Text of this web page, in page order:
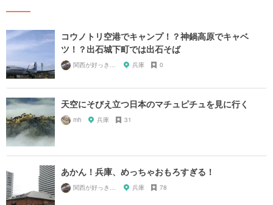
コウノトリ空港でキャンプ！？神鍋高原でキャベ
ツ！？出石城下町では出石そば
兵庫 0
天空にそびえ立つ日本のマチュピチュを見に行く
mh 兵庫 31
あかん！兵庫、めっちゃおもろすぎる！
兵庫 78